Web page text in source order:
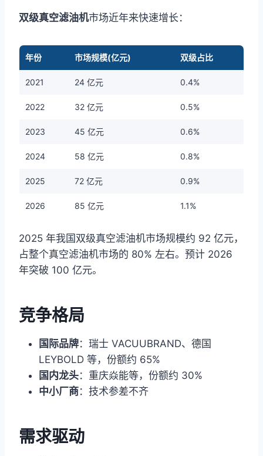
双级真空滤油机市场近年来快速增长：
年份 市场规模(亿元) 双级占比
2021 24 亿元 0.4%
2022 32 亿元 0.5%
2023 45 亿元 0.6%
2024 58 亿元 0.8%
2025 72 亿元 0.9%
2026 85 亿元 1.1%
2025 年我国双级真空滤油机市场规模约 92 亿元，
占整个真空滤油机市场的 80% 左右。预计 2026
年突破 100 亿元。
竞争格局
国际品牌：瑞士 VACUUBRAND、德国
LEYBOLD 等，份额约 65%
国内龙头：重庆焱能等，份额约 30%
中小厂商：技术参差不齐
需求驱动